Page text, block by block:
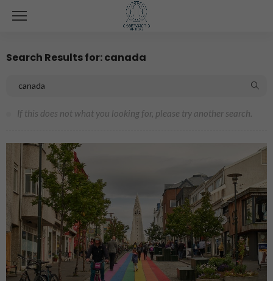
Search Results for: canada
If this does not what you looking for, please try another search.